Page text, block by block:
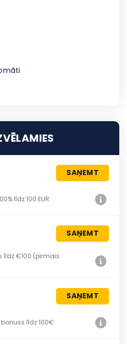
SAŅEMT
līdz 100 EUR
SAŅEMT
līdz €100 (pirmais
SAŅEMT
līdz 100€